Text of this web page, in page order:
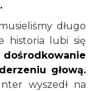
długo
historia lubi się
głową.
wyszedł na